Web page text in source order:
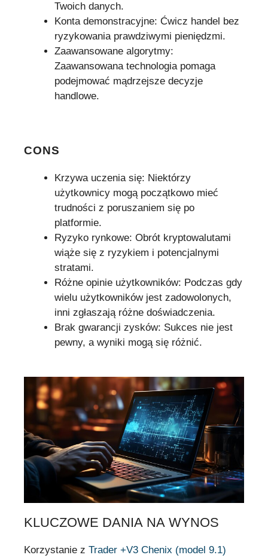
Twoich danych.
Konta demonstracyjne: Ćwicz handel bez
ryzykowania prawdziwymi pieniędzmi.
Zaawansowane algorytmy:
Zaawansowana technologia pomaga
podejmować mądrzejsze decyzje
handlowe.
CONS
Krzywa uczenia się: Niektórzy
użytkownicy mogą początkowo mieć
trudności z poruszaniem się po
platformie.
Ryzyko rynkowe: Obrót kryptowalutami
wiąże się z ryzykiem i potencjalnymi
stratami.
Różne opinie użytkowników: Podczas gdy
wielu użytkowników jest zadowolonych,
inni zgłaszają różne doświadczenia.
Brak gwarancji zysków: Sukces nie jest
pewny, a wyniki mogą się różnić.
KLUCZOWE DANIA NA WYNOS
Korzystanie z Trader +V3 Chenix (model 9.1)